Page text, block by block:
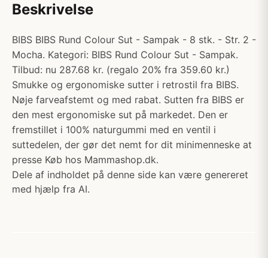
Beskrivelse
BIBS BIBS Rund Colour Sut - Sampak - 8 stk. - Str. 2 -
Mocha. Kategori: BIBS Rund Colour Sut - Sampak.
Tilbud: nu 287.68 kr. (regalo 20% fra 359.60 kr.)
Smukke og ergonomiske sutter i retrostil fra BIBS.
Nøje farveafstemt og med rabat. Sutten fra BIBS er
den mest ergonomiske sut på markedet. Den er
fremstillet i 100% naturgummi med en ventil i
suttedelen, der gør det nemt for dit minimenneske at
presse Køb hos Mammashop.dk.
Dele af indholdet på denne side kan være genereret
med hjælp fra AI.